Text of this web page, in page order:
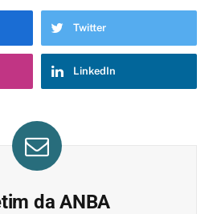
Twitter
LinkedIn
da ANBA